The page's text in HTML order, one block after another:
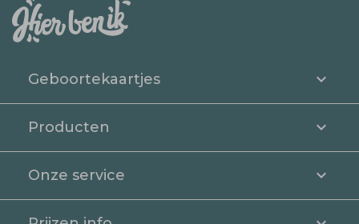
Geboortekaartjes
Producten
Onze service